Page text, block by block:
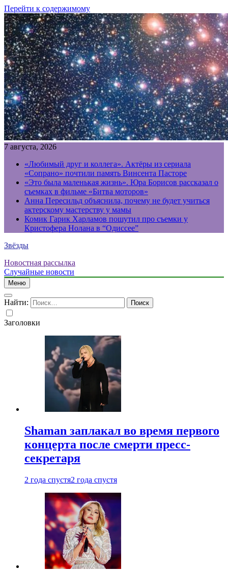
Перейти к содержимому
7 августа, 2026
«Любимый друг и коллега». Актёры из сериала
«Сопрано» почтили память Винсента Пасторе
«Это была маленькая жизнь». Юра Борисов рассказал о
съемках в фильме «Битва моторов»
Анна Пересильд объяснила, почему не будет учиться
актерскому мастерству у мамы
Комик Гарик Харламов пошутил про съемки у
Кристофера Нолана в “Одиссее”
Звёзды
Новостная рассылка
Случайные новости
Меню
Найти:
Заголовки
Shaman заплакал во время первого
концерта после смерти пресс-
секретаря
2 года спустя2 года спустя